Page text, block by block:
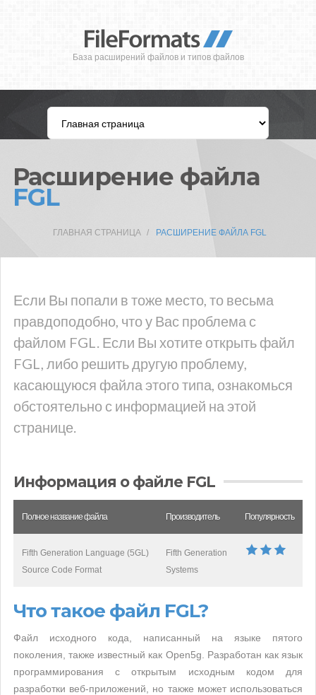
База расширений файлов и типов файлов
Расширение файла
FGL
ГЛАВНАЯ СТРАНИЦА РАСШИРЕНИЕ ФАЙЛА FGL
Если Вы попали в тоже место, то весьма
правдоподобно, что у Вас проблема с
файлом FGL. Если Вы хотите открыть файл
FGL, либо решить другую проблему,
касающуюся файла этого типа, ознакомься
обстоятельно с информацией на этой
странице.
Информация о файле FGL
Полное название файла Производитель Популярность
Fifth Generation Language (5GL)
Source Code Format
Fifth Generation
Systems
Что такое файл FGL?
Файл исходного кода, написанный на языке пятого
поколения, также известный как Open5g. Разработан как язык
программирования с открытым исходным кодом для
разработки веб-приложений, но также может использоваться